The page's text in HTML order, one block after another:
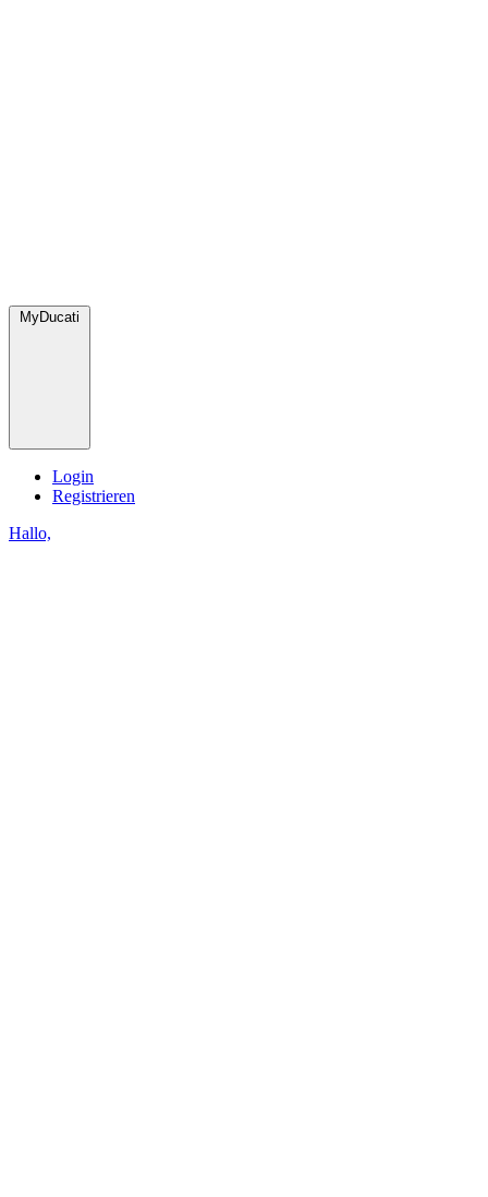
MyDucati
Login
Registrieren
Hallo,